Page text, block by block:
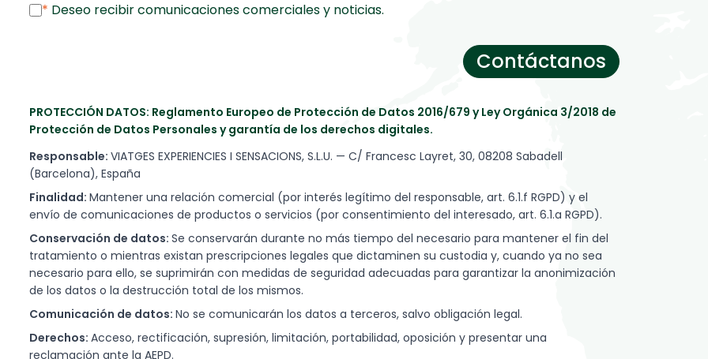
* Deseo recibir comunicaciones comerciales y noticias.
Contáctanos
PROTECCIÓN DATOS: Reglamento Europeo de Protección de Datos 2016/679 y Ley Orgánica 3/2018 de
Protección de Datos Personales y garantía de los derechos digitales.
Responsable:VIATGES EXPERIENCIES I SENSACIONS, S.L.U. — C/ Francesc Layret, 30, 08208 Sabadell
(Barcelona), España
Finalidad:Mantener una relación comercial (por interés legítimo del responsable, art. 6.1.f RGPD) y el
envío de comunicaciones de productos o servicios (por consentimiento del interesado, art. 6.1.a RGPD).
Conservación de datos:Se conservarán durante no más tiempo del necesario para mantener el fin del
tratamiento o mientras existan prescripciones legales que dictaminen su custodia y, cuando ya no sea
necesario para ello, se suprimirán con medidas de seguridad adecuadas para garantizar la anonimización
de los datos o la destrucción total de los mismos.
Comunicación de datos:No se comunicarán los datos a terceros, salvo obligación legal.
Derechos:Acceso, rectificación, supresión, limitación, portabilidad, oposición y presentar una
reclamación ante la AEPD.